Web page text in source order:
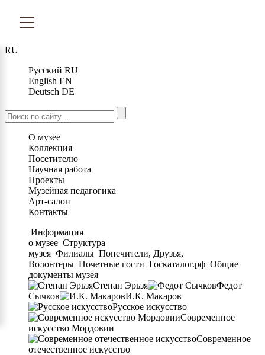
RU
Русский RU
English EN
Deutsch DE
О музее
Коллекция
Посетителю
Научная работа
Проекты
Музейная педагогика
Арт-салон
Контакты
Информация
о музее Структура
музея Филиалы Попечители, Друзья,
Волонтеры Почетные гости Госкаталог.рф Общие
документы музея
Степан Эрьзя
Федот
Сычков
И.К. Макаров
Русское искусство
Современное
искусство Мордовии
Современное
отечественное искусство